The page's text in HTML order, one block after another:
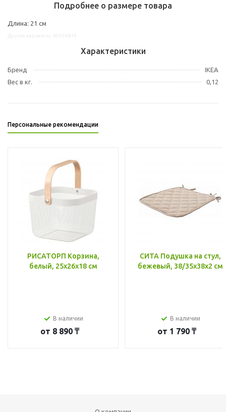
Подробнее о размере товара
Длина: 21 см
Характеристики
Бренд
IKEA
Вес в кг.
0,12
Персональные рекомендации
РИСАТОРП Корзина,
белый, 25x26x18 см
В наличии
от 8 890 ₸
СИТА Подушка на стул,
бежевый, 38/35x38x2 см
В наличии
от 1 790 ₸